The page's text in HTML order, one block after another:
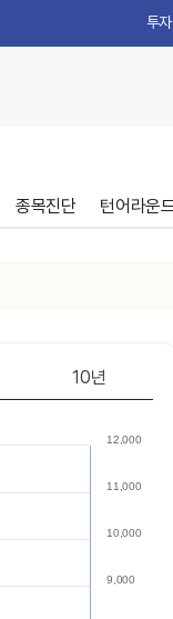
투
종목진단 턴어라운
10년
9,000
10,000
11,000
12,000
Values